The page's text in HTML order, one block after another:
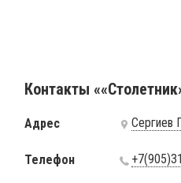
Контакты
Адрес Сергиев
Телефон